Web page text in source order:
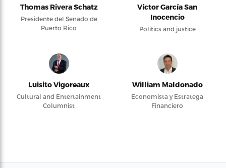
Thomas Rivera Schatz
Presidente del Senado de
Puerto Rico
Víctor García San
Inocencio
Politics and justice
Luisito Vigoreaux
Cultural and Entertainment
Columnist
William Maldonado
Economista y Estratega
Financiero